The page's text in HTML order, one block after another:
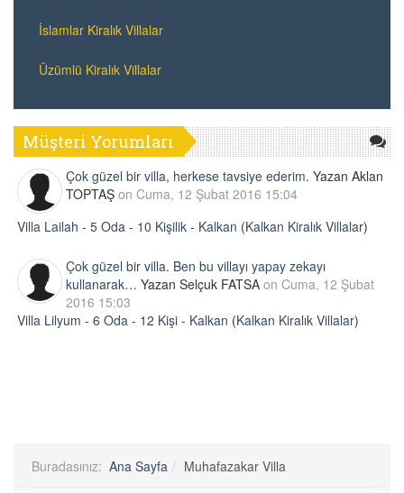
İslamlar Kiralık Villalar
Üzümlü Kiralık Villalar
Müşteri Yorumları
Çok güzel bir villa, herkese tavsiye ederim. Yazan Aklan
TOPTAŞ on Cuma, 12 Şubat 2016 15:04
Villa Lailah - 5 Oda - 10 Kişilik - Kalkan (Kalkan Kiralık Villalar)
Çok güzel bir villa. Ben bu villayı yapay zekayı
kullanarak… Yazan Selçuk FATSA on Cuma, 12 Şubat
2016 15:03
Villa Lilyum - 6 Oda - 12 Kişi - Kalkan (Kalkan Kiralık Villalar)
Buradasınız: Ana Sayfa Muhafazakar Villa